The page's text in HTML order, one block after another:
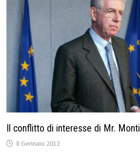
Il conflitto di interesse di Mr. Monti
8 Gennaio 2012